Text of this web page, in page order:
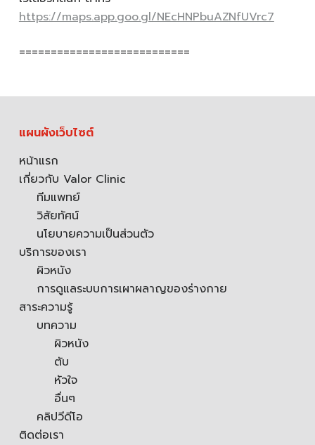
https://maps.app.goo.gl/NEcHNPbuAZNfUVrc7
===========================
แผนผังเว็บไซต์
หน้าแรก
เกี่ยวกับ Valor Clinic
ทีมแพทย์
วิสัยทัศน์
นโยบายความเป็นส่วนตัว
บริการของเรา
ผิวหนัง
การดูแลระบบการเผาผลาญของร่างกาย
สาระความรู้
บทความ
ผิวหนัง
ตับ
หัวใจ
อื่นๆ
คลิปวีดีโอ
ติดต่อเรา